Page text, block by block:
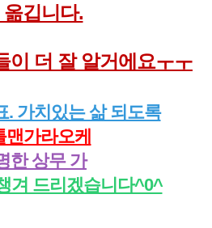
옮깁니다.
이 더 잘 알거에요ㅜㅜ
. 가치있는 삶 되도록
맨가라오케
한 상무 가
겨 드리겠습니다^0^